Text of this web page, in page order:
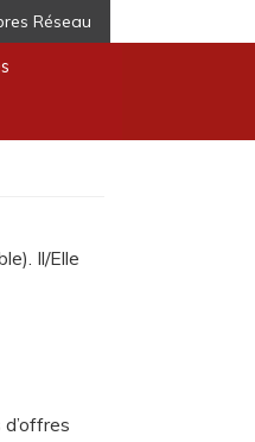
Réseau
Il/Elle